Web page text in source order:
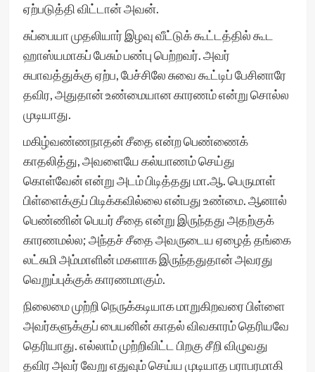
ஏற்படுத்தி விட்டான் அவன்.
சுப்பையா முதலியார் இழவு வீட்டுக் கூட்டத்தில் கூட
ஹாஸ்யமாகப் பேசும் பண்பு பெற்றவர். அவர்
சுபாவத்துக்கு ஏற்ப, பேச்சிலே சுவை கூட்டிப் பேசினாரே
தவிர, அதுதான் உண்மையான காரணம் என்று சொல்ல
முடியாது.
மகிழ்வண்ணநாதன் சீதை என்ற பெண்ணைக்
காதலித்து, அவளையே கல்யாணம் செய்து
கொள்வேன் என்று அடம் பிடித்தது மா.ஆ. பெருமாள்
பிள்ளைக்குப் பிடிக்கவில்லை என்பது உண்மை. ஆனால்
பெண்ணின் பெயர் சீதை என்று இருந்தது அதற்குக்
காரணமல்ல; அந்தச் சீதை அவருடைய ஏழைத் தங்கை
லட்சுமி அம்மாளின் மகளாக இருந்ததுதான் அவரது
வெறுப்புக்குக் காரணமாகும்.
நிலைமை முற்றி நெருக்கடியாக மாறுகிறவரை பிள்ளை
அவர்களுக்குப் பையனின் காதல் விவகாரம் தெரியவே
தெரியாது. எல்லாம் முற்றிவிட்ட பிறகு சீறி விழுவது
தவிர அவர் வேறு எதுவும் செய்ய முடியாத பராபரமாகி